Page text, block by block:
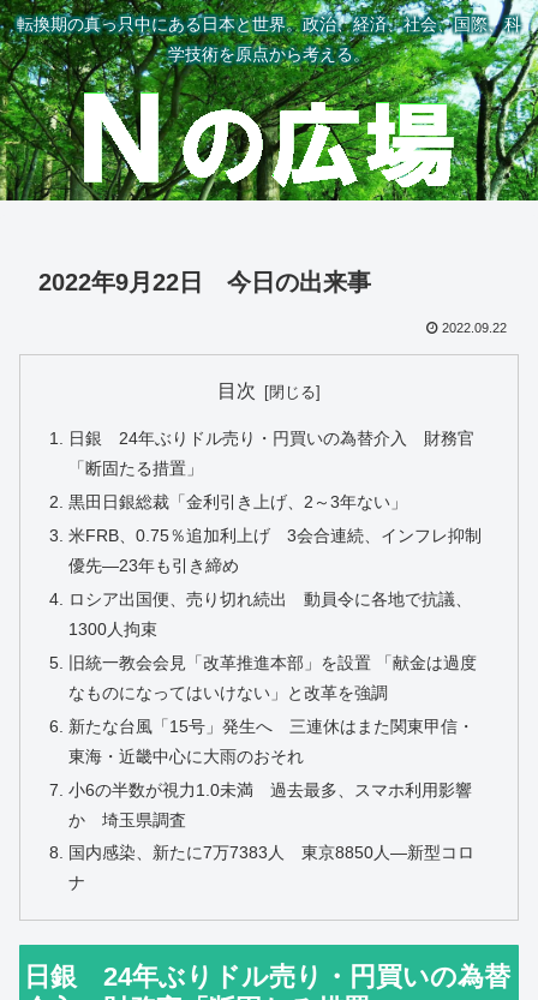
転換期の真っ只中にある日本と世界。政治、経済、社会、国際、科
学技術を原点から考える。
2022年9月22日 今日の出来事
2022.09.22
目次
日銀 24年ぶりドル売り・円買いの為替介入 財務官
「断固たる措置」
黒田日銀総裁「金利引き上げ、2～3年ない」
米FRB、0.75％追加利上げ 3会合連続、インフレ抑制
優先―23年も引き締め
ロシア出国便、売り切れ続出 動員令に各地で抗議、
1300人拘束
旧統一教会会見「改革推進本部」を設置 「献金は過度
なものになってはいけない」と改革を強調
新たな台風「15号」発生へ 三連休はまた関東甲信・
東海・近畿中心に大雨のおそれ
小6の半数が視力1.0未満 過去最多、スマホ利用影響
か 埼玉県調査
国内感染、新たに7万7383人 東京8850人―新型コロ
ナ
日銀 24年ぶりドル売り・円買いの為替